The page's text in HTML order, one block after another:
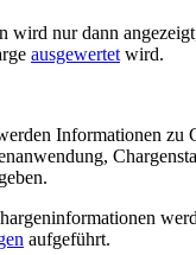
wird nur dann
ausgewertet wird.
Informationen zu
aufgeführt.